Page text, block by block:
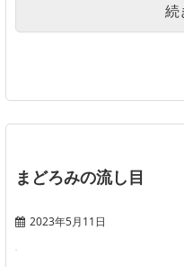
続
まどろみの流し目
2023年5月11日